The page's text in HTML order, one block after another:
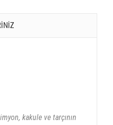
kakule ve tarçının